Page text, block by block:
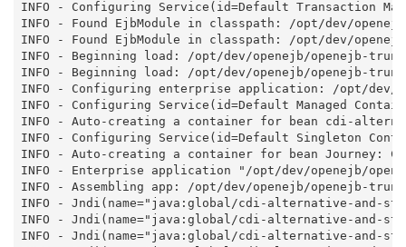
INFO - Configuring Service(id=Default Transaction
INFO - Found EjbModule in classpath: /opt/dev/
INFO - Found EjbModule in classpath: /opt/dev/
INFO - Beginning load: /opt/dev/openejb/openejb-
INFO - Beginning load: /opt/dev/openejb/openejb-
INFO - Configuring enterprise application: /opt/dev/
INFO - Configuring Service(id=Default Managed
INFO - Auto-creating a container for bean cdi-
INFO - Configuring Service(id=Default Singleton
INFO - Auto-creating a container for bean Journey:
INFO - Enterprise application "/opt/dev/openejb/
INFO - Assembling app: /opt/dev/openejb/openejb-
INFO - Jndi(name="java:global/cdi-alternative-and-
INFO - Jndi(name="java:global/cdi-alternative-and-
INFO - Jndi(name="java:global/cdi-alternative-and-